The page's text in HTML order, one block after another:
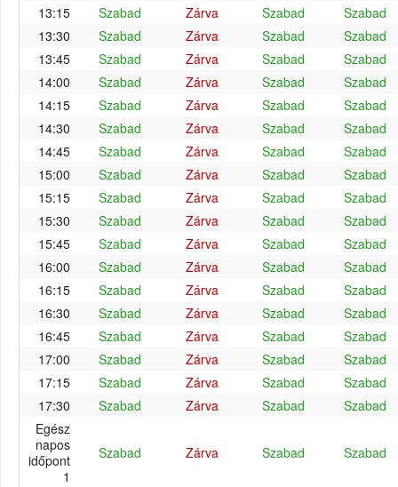
13:15
Szabad Zárva Szabad
Szabad
13:30
Szabad Zárva Szabad
Szabad
13:45
Szabad Zárva Szabad
Szabad
14:00
Szabad Zárva Szabad
Szabad
14:15
Szabad Zárva Szabad
Szabad
14:30
Szabad Zárva Szabad
Szabad
14:45
Szabad Zárva Szabad
Szabad
15:00
Szabad Zárva Szabad
Szabad
15:15
Szabad Zárva Szabad
Szabad
15:30
Szabad Zárva Szabad
Szabad
15:45
Szabad Zárva Szabad
Szabad
16:00
Szabad Zárva Szabad
Szabad
16:15
Szabad Zárva Szabad
Szabad
16:30
Szabad Zárva Szabad
Szabad
16:45
Szabad Zárva Szabad
Szabad
17:00
Szabad Zárva Szabad
Szabad
17:15
Szabad Zárva Szabad
Szabad
17:30
Szabad Zárva Szabad
Szabad
Egész
napos
időpont
1
Szabad Zárva Szabad Szabad